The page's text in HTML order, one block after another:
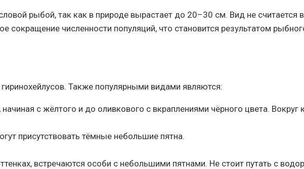
рыбой, так как в природе вырастает до 20–30 см. Вид не
сокращение численности популяций, что становится результатом
Также популярными видами являются:
с жёлтого и до оливкового с вкраплениями чёрного цвета.
присутствовать тёмные небольшие пятна.
встречаются особи с небольшими пятнами. Не стоит путать с